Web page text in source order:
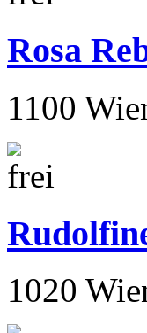
Rosa
1100
1020